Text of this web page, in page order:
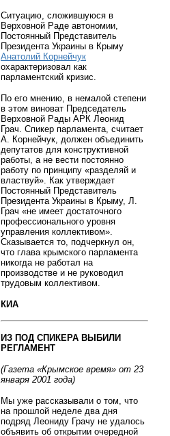
Ситуацию, сложившуюся в
Верховной Раде автономии,
Постоянный Представитель
Президента Украины в Крыму
Анатолий Корнейчук
охарактеризовал как
парламентский кризис.
По его мнению, в немалой степени
в этом виноват Председатель
Верховной Рады АРК Леонид
Грач. Спикер парламента, считает
А. Корнейчук, должен объединить
депутатов для конструктивной
работы, а не вести постоянно
работу по принципу «разделяй и
властвуй». Как утверждает
Постоянный Представитель
Президента Украины в Крыму, Л.
Грач «не имеет достаточного
профессионального уровня
управления коллективом».
Сказывается то, подчеркнул он,
что глава крымского парламента
никогда не работал на
производстве и не руководил
трудовым коллективом.
КИА
ИЗ ПОД СПИКЕРА ВЫБИЛИ
РЕГЛАМЕНТ
(Газета «Крымское время» от 23
января 2001 года)
Мы уже рассказывали о том, что
на прошлой неделе два дня
подряд Леониду Грачу не удалось
объявить об открытии очередной